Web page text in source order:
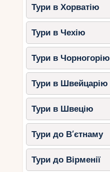
Тури в Хорватію
Тури в Чехію
Тури в Чорногорію
Тури в Швейцарію
Тури в Швецію
Тури до В’єтнаму
Тури до Вірменії